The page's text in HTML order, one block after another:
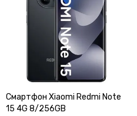
Смартфон Xiaomi Redmi Note
15 4G 8/256GB